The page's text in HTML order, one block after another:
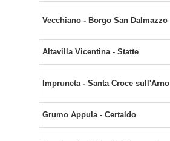
Vecchiano - Borgo San Dalmazzo
Altavilla Vicentina - Statte
Impruneta - Santa Croce sull'Arno
Grumo Appula - Certaldo